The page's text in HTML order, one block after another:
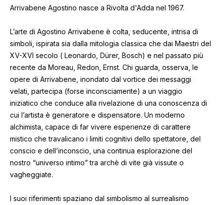
Arrivabene Agostino nasce a Rivolta d'Adda nel 1967.
L’arte di Agostino Arrivabene è colta, seducente, intrisa di
simboli, ispirata sia dalla mitologia classica che dai Maestri del
XV-XVI secolo ( Leonardo, Dürer, Bosch) e nel passato più
recente da Moreau, Redon, Ernst. Chi guarda, osserva, le
opere di Arrivabene, inondato dal vortice dei messaggi
velati, partecipa (forse inconsciamente) a un viaggio
iniziatico che conduce alla rivelazione di una conoscenza di
cui l’artista è generatore e dispensatore. Un moderno
alchimista, capace di far vivere esperienze di carattere
mistico che travalicano i limiti cognitivi dello spettatore, del
conscio e dell’inconscio, una continua esplorazione del
nostro “universo intimo” tra archè di vite già vissute o
vagheggiate.
I suoi riferimenti spaziano dal simbolismo al surrealismo